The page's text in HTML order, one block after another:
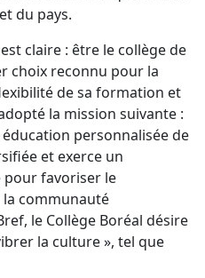
du pays.
claire : être le collège de
choix reconnu pour la
de sa formation et
la mission suivante :
personnalisée de
et exerce un
favoriser le
communauté
le Collège Boréal désire
la culture », tel que